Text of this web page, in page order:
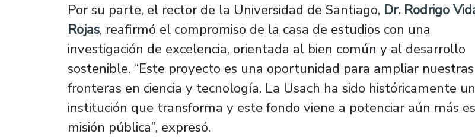
Por su parte, el rector de la Universidad de Santiago, Dr. Rodrigo
Rojas, reafirmó el compromiso de la casa de estudios con una
investigación de excelencia, orientada al bien común y al desarrollo
sostenible. “Este proyecto es una oportunidad para ampliar nuestras
fronteras en ciencia y tecnología. La Usach ha sido históricamente
institución que transforma y este fondo viene a potenciar aún más
misión pública”, expresó.